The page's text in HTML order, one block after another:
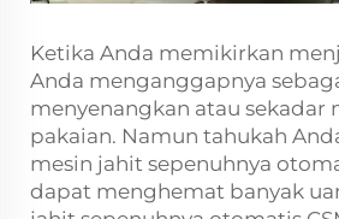
Ketika Anda memikirkan
Anda menganggapnya
menyenangkan atau sekadar
pakaian. Namun tahukah
mesin jahit sepenuhnya
dapat menghemat banyak